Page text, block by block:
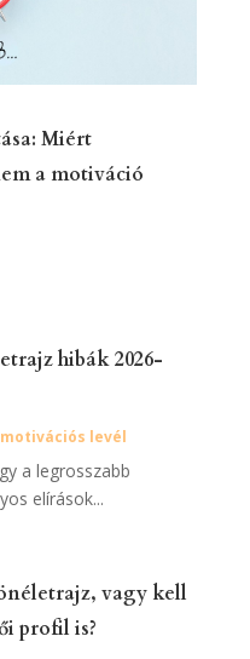
Miért
a motiváció
hibák 2026-
levél
a legrosszabb
elírások...
vagy kell
profil is?